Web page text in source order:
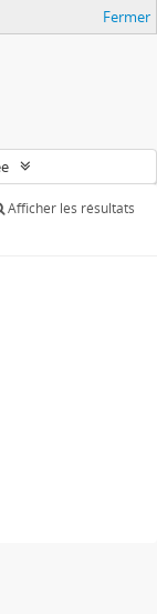
Fermer
Afficher les résultats